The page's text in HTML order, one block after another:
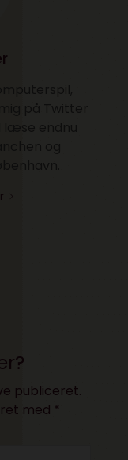
publiceret.
med *